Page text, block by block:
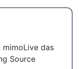
das
Source